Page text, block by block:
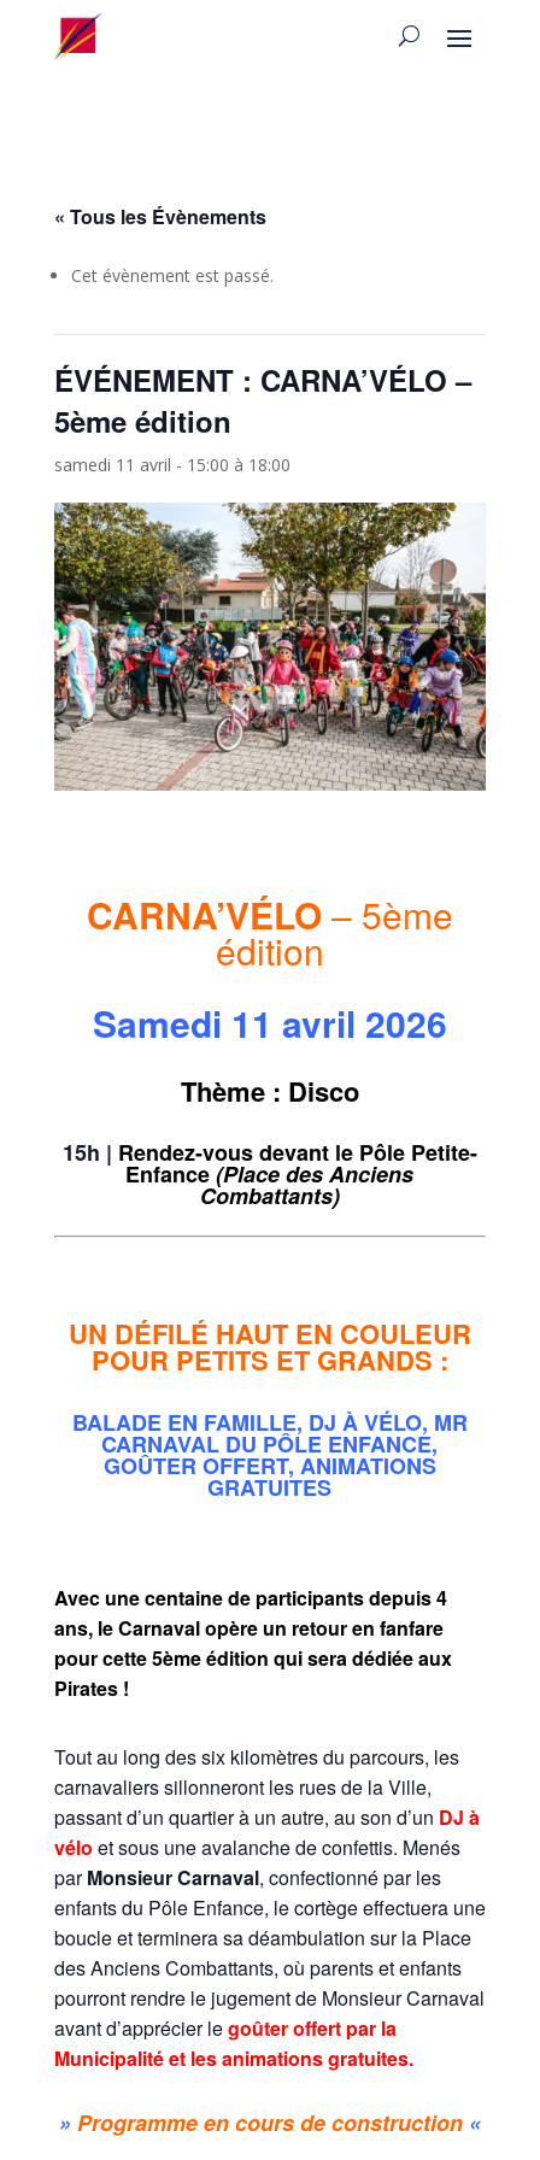
« Tous les Évènements
Cet évènement est passé.
ÉVÉNEMENT : CARNA’VÉLO –
5ème édition
samedi 11 avril - 15:00 à 18:00
CARNA’VÉLO– 5ème
édition
Samedi 11 avril 2026
Thème : Disco
15h | Rendez-vous devant le Pôle Petite-
Enfance (Place des Anciens
Combattants)
UN DÉFILÉ HAUT EN COULEUR
POUR PETITS ET GRANDS :
BALADE EN FAMILLE, DJ À VÉLO, MR
CARNAVAL DU PÔLE ENFANCE,
GOÛTER OFFERT, ANIMATIONS
GRATUITES
Avec une centaine de participants depuis 4
ans, le Carnaval opère un retour en fanfare
pour cette 5ème édition qui sera dédiée aux
Pirates !
Tout au long des six kilomètres du parcours, les
carnavaliers sillonneront les rues de la Ville,
passant d’un quartier à un autre, au son d’un DJ à
vélo et sous une avalanche de confettis. Menés
parMonsieur Carnaval, confectionné par les
enfants du Pôle Enfance, le cortège effectuera une
boucle et terminera sa déambulation sur la Place
des Anciens Combattants, où parents et enfants
pourront rendre le jugement de Monsieur Carnaval
avant d’apprécier legoûter offert par la
Municipalité et les animations gratuites.
» Programme en cours de construction«